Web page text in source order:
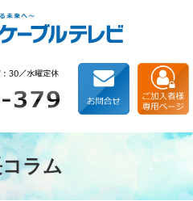
ルテレビ
ラム